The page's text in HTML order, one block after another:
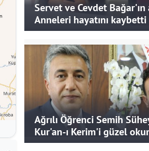
Servet ve Cevdet Bağar'ın
Anneleri hayatını kaybetti
Ağrılı Öğrenci Semih
Kur'an-ı Kerim'i güzel
Türkiye ikincisi oldu